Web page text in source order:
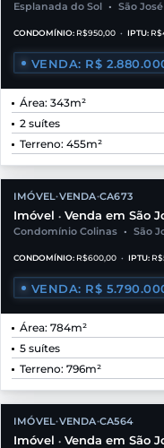
Esplanada do Sol • São
CONDOMÍNIO: R$950,00 • IPTU:
VENDA: R$
Área: 343m²
2 suítes
Terreno: 455m²
IMÓVEL•VENDA•CA673
Imóvel • Venda em São
Condomínio Colinas • São
CONDOMÍNIO: R$600,00 • IPTU:
VENDA: R$
Área: 784m²
5 suítes
Terreno: 796m²
IMÓVEL•VENDA•CA564
Imóvel • Venda em São